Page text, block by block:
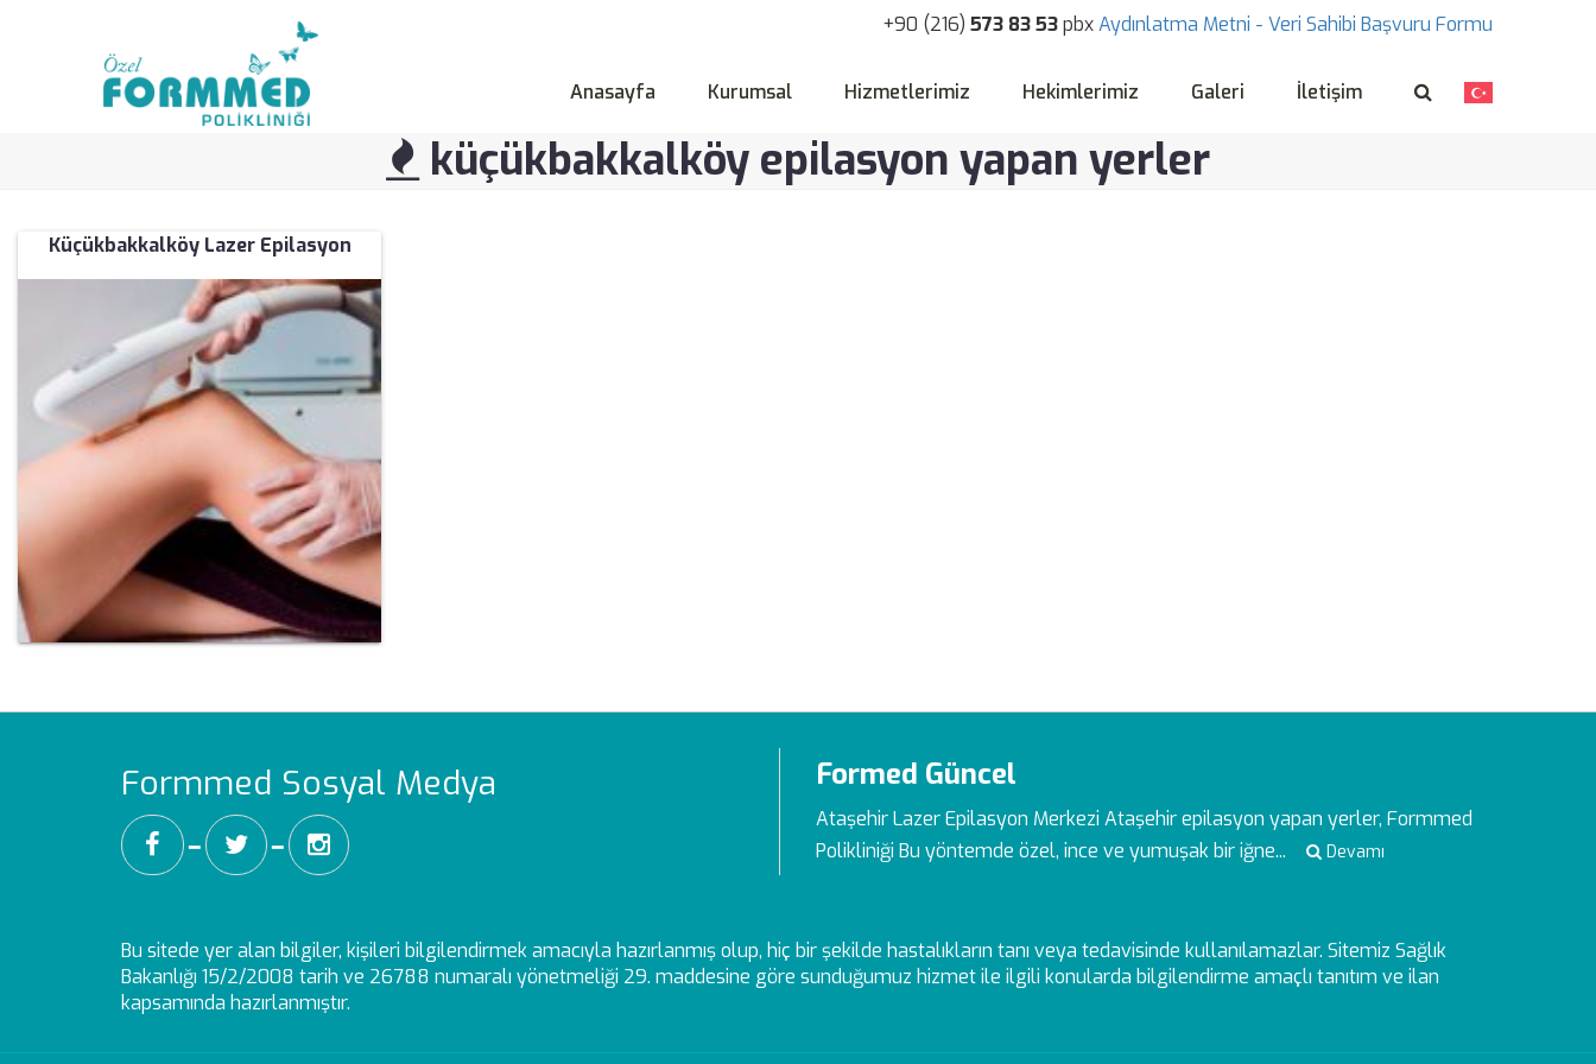
+90 (216) 573 83 53pbxAydınlatma Metni - Veri Sahibi Başvuru Formu
Anasayfa Kurumsal Hizmetlerimiz Hekimlerimiz Galeri İletişim
küçükbakkalköy epilasyon yapan yerler
Küçükbakkalköy Lazer Epilasyon
Formmed Sosyal Medya
━ ━
Formed Güncel
Ataşehir Lazer Epilasyon Merkezi Ataşehir epilasyon yapan yerler, Formmed
Polikliniği Bu yöntemde özel, ince ve yumuşak bir iğne...
Devamı
Bu sitede yer alan bilgiler, kişileri bilgilendirmek amacıyla hazırlanmış olup, hiç bir şekilde hastalıkların tanı veya tedavisinde kullanılamazlar. Sitemiz Sağlık
Bakanlığı 15/2/2008 tarih ve 26788 numaralı yönetmeliği 29. maddesine göre sunduğumuz hizmet ile ilgili konularda bilgilendirme amaçlı tanıtım ve ilan
kapsamında hazırlanmıştır.